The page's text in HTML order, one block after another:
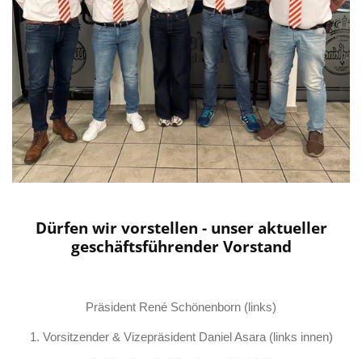
Dürfen wir vorstellen - unser aktueller
geschäftsführender Vorstand
Präsident René Schönenborn (links)
1. Vorsitzender & Vizepräsident Daniel Asara (links innen)